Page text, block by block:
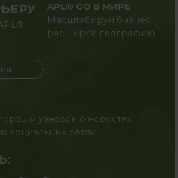
APL® GO В МИРЕ
Масштабируй бизнес,
расширяй географию.
узнавай о новостях
социальных сетях!